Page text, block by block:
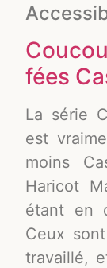
fées
La série
est
moins
Haricot
étant en
Ceux
travaillé,